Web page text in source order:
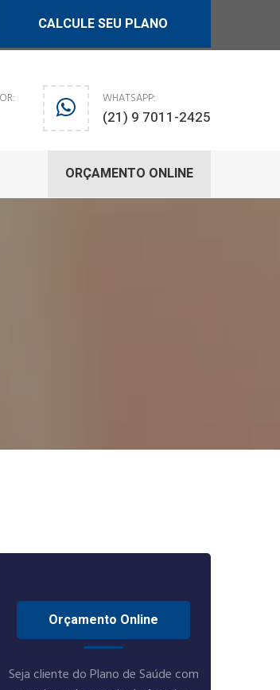
CALCULE SEU PLANO
WHATSAPP:
(21) 9 7011-2425
ORÇAMENTO ONLINE
Orçamento Online
Seja cliente do Plano de Saúde com